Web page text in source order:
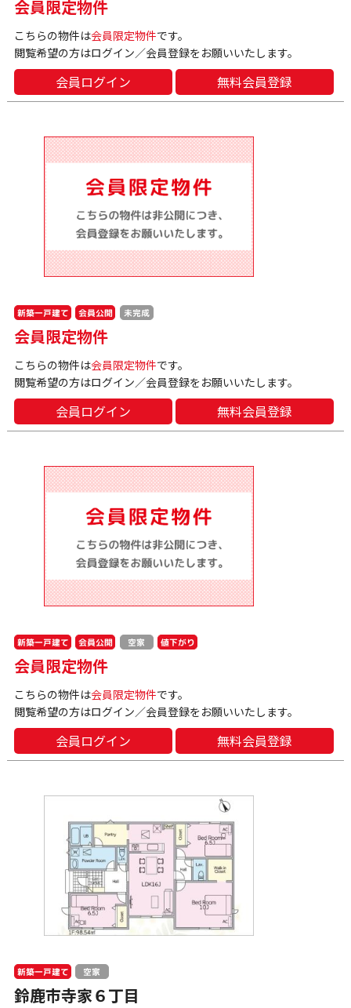
会員限定物件
こちらの物件は会員限定物件です。
閲覧希望の方はログイン／会員登録をお願いいたします。
会員ログイン 無料会員登録
新築一戸建て 会員公開 未完成
会員限定物件
こちらの物件は会員限定物件です。
閲覧希望の方はログイン／会員登録をお願いいたします。
会員ログイン 無料会員登録
新築一戸建て 会員公開 空家 値下がり
会員限定物件
こちらの物件は会員限定物件です。
閲覧希望の方はログイン／会員登録をお願いいたします。
会員ログイン 無料会員登録
新築一戸建て 空家
鈴鹿市寺家６丁目